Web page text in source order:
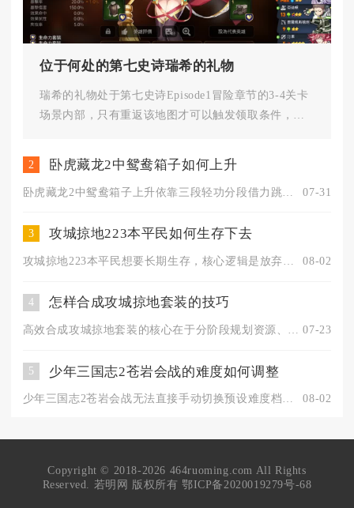
位于何处的第七史诗瑞希的礼物
瑞希的礼物处于第七史诗Episode1冒险章节的3‑4关卡
场景内部，只有重返该地图才可以触发领取条件，初
2 卧虎藏龙2中鸳鸯箱子如何上升
07-31
3 攻城掠地223本平民如何生存下去
08-02
4 怎样合成攻城掠地套装的技巧
07-23
5 少年三国志2苍岩会战的难度如何调整
少年三国志2苍岩会战无法直接手动切换预设难度档位，所有难度浮... 08-02
Copyright © 2018-2026 464ruoming.com All Rights
Reserved. 若明网 版权所有 鄂ICP备2020019279号-68